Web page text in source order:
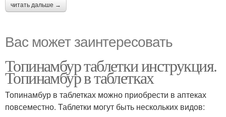
читать дальше →
Вас может заинтересовать
Топинамбур таблетки инструкция.
Топинамбур в таблетках
Топинамбур в таблетках можно приобрести в аптеках
повсеместно. Таблетки могут быть нескольких видов: